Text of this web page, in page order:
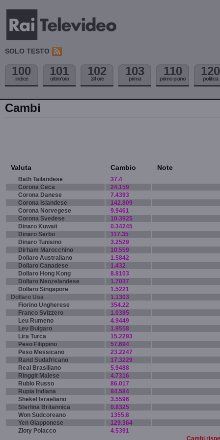
SOLO TESTO
100
indice
101
ultim'ora
102
24 ore
103
prima
110
primo piano
120
politica
Cambi
Valuta Cambio Note
Bath Tailandese
37.4
Corona Ceca
24.159
Corona Danese
7.4393
Corona Islandese
142.809
Corona Norvegese
9.9461
Corona Svedese
10.3925
Dinaro Kuwait
0.34245
Dinaro Serbo
117.35
Dinaro Tunisino
3.2529
Dirham Marocchino
10.559
Dollaro Australiano
1.5842
Dollaro Canadese
1.432
Dollaro Hong Kong
8.8103
Dollaro Neozelandese
1.7037
Dollaro Singapore
1.5221
Dollaro Usa
1.1303
Fiorino Ungherese
354.22
Franco Svizzero
1.0385
Leu Rumeno
4.9449
Lev Bulgaro
1.9558
Lira Turca
15.2293
Peso Filippino
57.694
Peso Messicano
23.2247
Rand Sudafricano
17.3229
Real Brasiliano
5.9488
Ringgit Malese
4.7316
Rublo Russo
86.017
Rupia Indiana
84.584
Shekel Israeliano
3.5596
Sterlina Britannica
0.8325
Won Sudcoreano
1355.8
Yen Giapponese
129.364
Zloty Polacco
4.5391
Cambi